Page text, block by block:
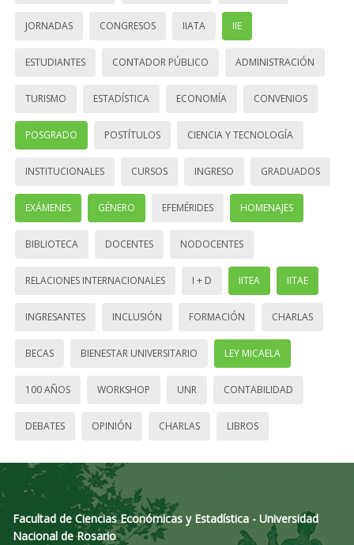
JORNADAS CONGRESOS IIATA IIE
ESTUDIANTES CONTADOR PÚBLICO ADMINISTRACIÓN
TURISMO ESTADÍSTICA ECONOMÍA CONVENIOS
POSGRADO POSTÍTULOS CIENCIA Y TECNOLOGÍA
INSTITUCIONALES CURSOS INGRESO GRADUADOS
EXÁMENES GÉNERO EFEMÉRIDES HOMENAJES
BIBLIOTECA DOCENTES NODOCENTES
RELACIONES INTERNACIONALES I + D IITEA IITAE
INGRESANTES INCLUSIÓN FORMACIÓN CHARLAS
BECAS BIENESTAR UNIVERSITARIO LEY MICAELA
100 AÑOS WORKSHOP UNR CONTABILIDAD
DEBATES OPINIÓN CHARLAS LIBROS
Facultad de Ciencias Económicas y Estadística - Universidad
Nacional de Rosario